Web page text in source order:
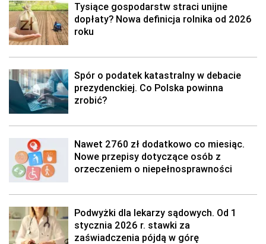
Tysiące gospodarstw straci unijne
dopłaty? Nowa definicja rolnika od 2026
roku
Spór o podatek katastralny w debacie
prezydenckiej. Co Polska powinna
zrobić?
Nawet 2760 zł dodatkowo co miesiąc.
Nowe przepisy dotyczące osób z
orzeczeniem o niepełnosprawności
Podwyżki dla lekarzy sądowych. Od 1
stycznia 2026 r. stawki za
zaświadczenia pójdą w górę